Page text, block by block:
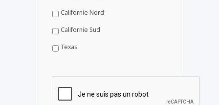
Californie Nord
Californie Sud
Texas